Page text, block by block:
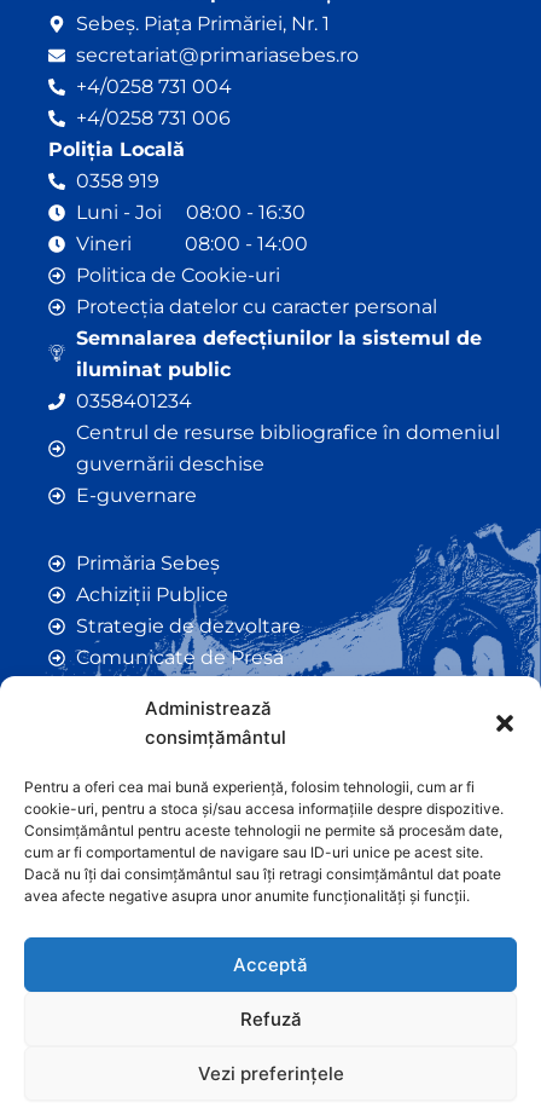
Administrează
consimțământul
Pentru a oferi cea mai bună experiență, folosim tehnologii, cum ar fi
cookie-uri, pentru a stoca și/sau accesa informațiile despre dispozitive.
Consimțământul pentru aceste tehnologii ne permite să procesăm date,
cum ar fi comportamentul de navigare sau ID-uri unice pe acest site.
Dacă nu îți dai consimțământul sau îți retragi consimțământul dat poate
avea afecte negative asupra unor anumite funcționalități și funcții.
Acceptă
Refuză
Vezi preferințele
Sebeș. Piața Primăriei, Nr. 1
secretariat@primariasebes.ro
+4/0258 731 004
+4/0258 731 006
Poliția Locală
0358 919
Luni - Joi 08:00 - 16:30
Vineri 08:00 - 14:00
Politica de Cookie-uri
Protecția datelor cu caracter personal
Semnalarea defecțiunilor la sistemul de
iluminat public
0358401234
Centrul de resurse bibliografice în domeniul
guvernării deschise
E-guvernare
Primăria Sebeș
Achiziții Publice
Strategie de dezvoltare
Comunicate de Presă
Anunțuri
Hotarâri de Consiliu
Certificate de Urbanism
Autorizații de Construcții
Orașe Înfrățite
Contact
Graficã și dezvoltare website